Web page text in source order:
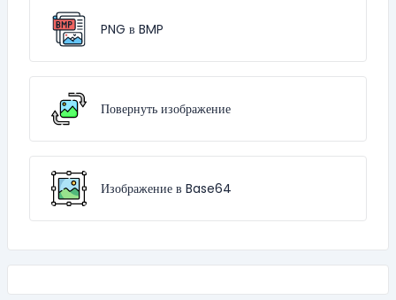
PNG в BMP
Повернуть изображение
Изображение в Base64